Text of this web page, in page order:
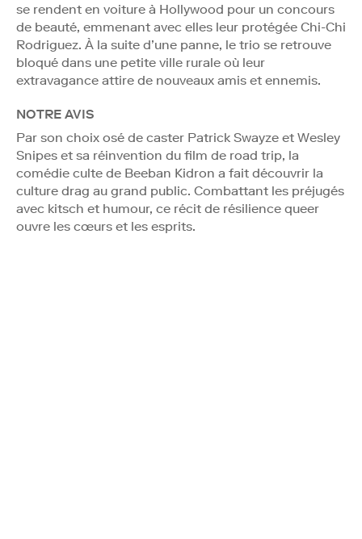
se rendent en voiture à Hollywood pour un concours
de beauté, emmenant avec elles leur protégée Chi-Chi
Rodriguez. À la suite d’une panne, le trio se retrouve
bloqué dans une petite ville rurale où leur
extravagance attire de nouveaux amis et ennemis.
NOTRE AVIS
Par son choix osé de caster Patrick Swayze et Wesley
Snipes et sa réinvention du film de road trip, la
comédie culte de Beeban Kidron a fait découvrir la
culture drag au grand public. Combattant les préjugés
avec kitsch et humour, ce récit de résilience queer
ouvre les cœurs et les esprits.